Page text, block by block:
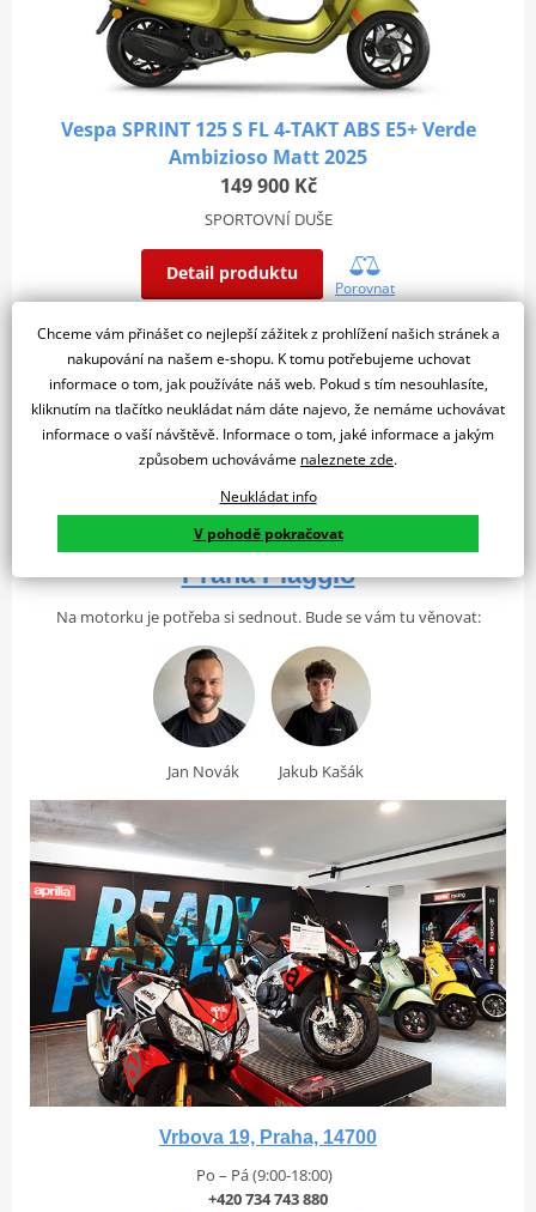
Vespa SPRINT 125 S FL 4-TAKT ABS E5+ Verde
Ambizioso Matt 2025
149 900 Kč
SPORTOVNÍ DUŠE
Detail produktu
Porovnat
Dostupné za na dotaz
1
Navštivte naši autorizovanou prodejnu
Praha Piaggio
Na motorku je potřeba si sednout. Bude se vám tu věnovat:
Jan Novák Jakub Kašák
Vrbova 19, Praha, 14700
Po – Pá (9:00-18:00)
+420 734 743 880
Chceme vám přinášet co nejlepší zážitek z prohlížení našich stránek a
nakupování na našem e-shopu. K tomu potřebujeme uchovat
informace o tom, jak používáte náš web. Pokud s tím nesouhlasíte,
kliknutím na tlačítko neukládat nám dáte najevo, že nemáme uchovávat
informace o vaší návštěvě. Informace o tom, jaké informace a jakým
způsobem uchováváme naleznete zde.
Neukládat info
V pohodě pokračovat